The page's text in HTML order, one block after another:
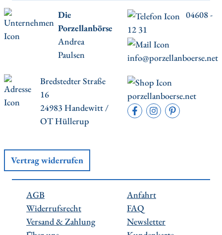
Die
Porzellanbörse
Andrea
Paulsen
04608 -
12 31
info@porzellanboerse.net
Bredstedter Straße
16
24983 Handewitt /
OT Hüllerup
porzellanboerse.net
Vertrag widerrufen
AGB
Widerrufsrecht
Versand & Zahlung
Anfahrt
FAQ
Newsletter